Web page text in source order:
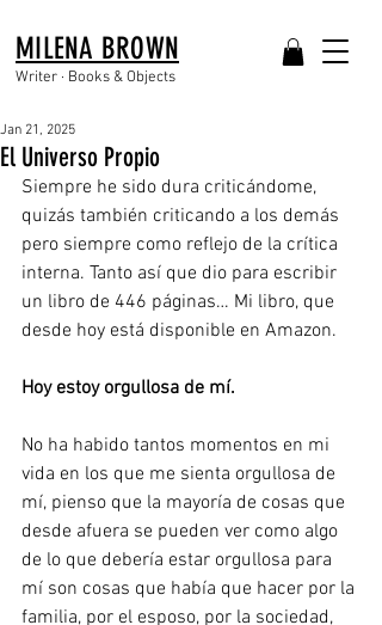
MILENA BROWN
Writer · Books & Objects
El Universo Propio
Jan 21, 2025
Siempre he sido dura criticándome,
quizás también criticando a los demás
pero siempre como reflejo de la crítica
interna. Tanto así que dio para escribir
un libro de 446 páginas… Mi libro, que
desde hoy está disponible en Amazon.
Hoy estoy orgullosa de mí.
No ha habido tantos momentos en mi
vida en los que me sienta orgullosa de
mí, pienso que la mayoría de cosas que
desde afuera se pueden ver como algo
de lo que debería estar orgullosa para
mí son cosas que había que hacer por la
familia, por el esposo, por la sociedad,